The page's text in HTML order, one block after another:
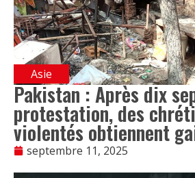
Asie
Pakistan : Après dix
protestation, des
violentés obtiennent
septembre 11, 2025